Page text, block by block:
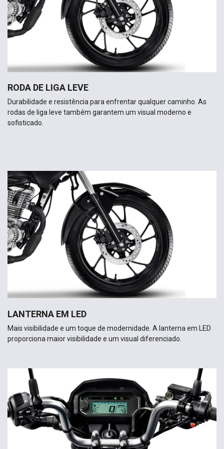
RODA DE LIGA LEVE
Durabilidade e resistência para enfrentar qualquer caminho. As
rodas de liga leve também garantem um visual moderno e
sofisticado.
LANTERNA EM LED
Mais visibilidade e um toque de modernidade. A lanterna em LED
proporciona maior visibilidade e um visual diferenciado.